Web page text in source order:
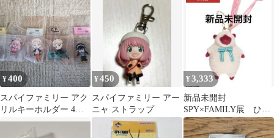
¥400
スパイファミリー アク
リルキーホルダー 4個
セット
¥450
スパイファミリー アー
ニャ ストラップ
¥ 3,333
新品未開封
SPY×FAMILY展 ひつ
じぬいぐるみ